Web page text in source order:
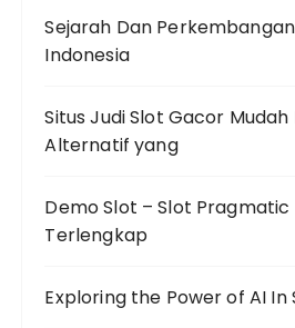
Sejarah Dan
Indonesia
Situs Judi Slot Gacor
Alternatif yang
Demo Slot – Slot
Terlengkap
Exploring the Power of AI In